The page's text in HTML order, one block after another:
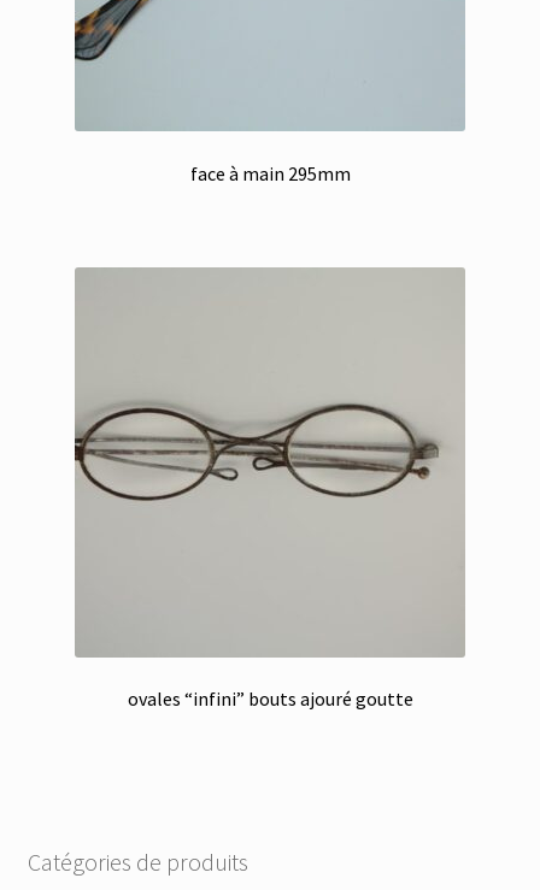
face à main 295mm
ovales “infini” bouts ajouré goutte
Catégories de produits